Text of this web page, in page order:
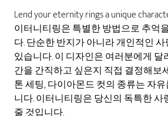
Lend your eternity rings a unique
이터니티링은 특별한 방법으로 추억
다. 단순한 반지가 아니라 개인적인
있습니다. 이 디자인은 여러분에게 달
간을 간직하고 싶은지 직접 결정해보
톤 세팅, 다이아몬드 컷의 종류는 자
니다. 이터니티링은 당신의 독특한 사
줄 것입니다.